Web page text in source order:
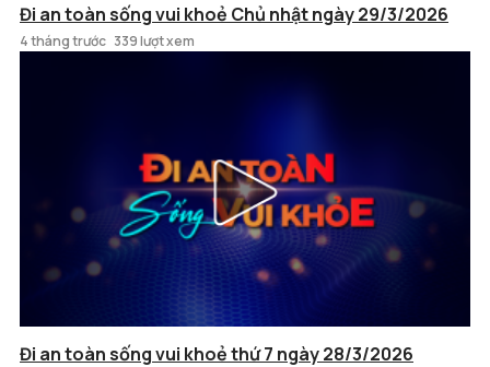
Đi an toàn sống vui khoẻ Chủ nhật ngày 29/3/2026
4 tháng trước 339 lượt xem
Đi an toàn sống vui khoẻ thứ 7 ngày 28/3/2026